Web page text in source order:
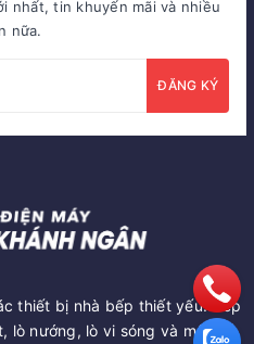
nhất, tin khuyến mãi và nhiều
nữa.
ĐĂNG KÝ
thiết bị nhà bếp thiết yếu: Bếp
nướng, lò vi sóng và một số